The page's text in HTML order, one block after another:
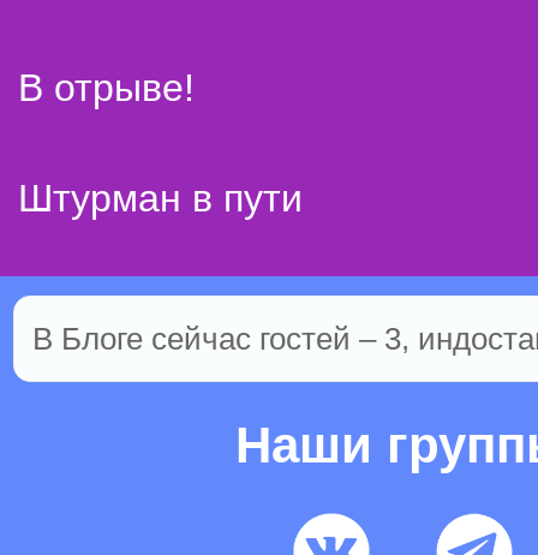
В отрыве!
Штурман в пути
В Блоге сейчас гостей – 3,
Наши